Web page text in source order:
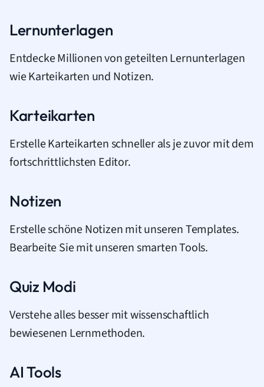
Lernunterlagen
Entdecke Millionen von geteilten Lernunterlagen
wie Karteikarten und Notizen.
Karteikarten
Erstelle Karteikarten schneller als je zuvor mit dem
fortschrittlichsten Editor.
Notizen
Erstelle schöne Notizen mit unseren Templates.
Bearbeite Sie mit unseren smarten Tools.
Quiz Modi
Verstehe alles besser mit wissenschaftlich
bewiesenen Lernmethoden.
AI Tools